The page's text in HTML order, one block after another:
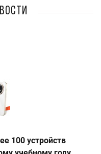
100 устройств